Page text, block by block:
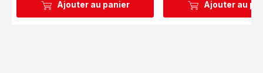
Ajouter au panier Ajouter au